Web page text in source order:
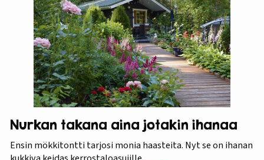
Nurkan takana aina jotakin ihanaa
Ensin mökkitontti tarjosi monia haasteita. Nyt se on ihanan